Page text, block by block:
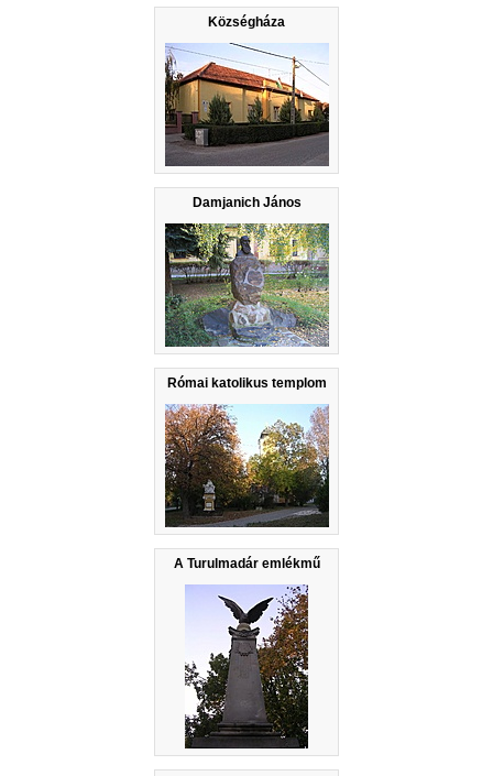
Községháza
Damjanich János
Római katolikus templom
A Turulmadár emlékmű